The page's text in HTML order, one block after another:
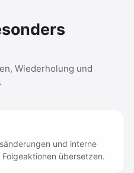
Wiederholung und
und interne
übersetzen.